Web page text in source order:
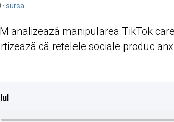
sursa
analizează manipularea TikTok
că rețelele sociale produc